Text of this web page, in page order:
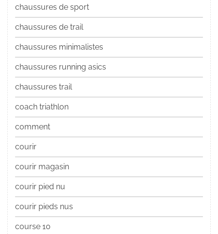
chaussures de sport
chaussures de trail
chaussures minimalistes
chaussures running asics
chaussures trail
coach triathlon
comment
courir
courir magasin
courir pied nu
courir pieds nus
course 10